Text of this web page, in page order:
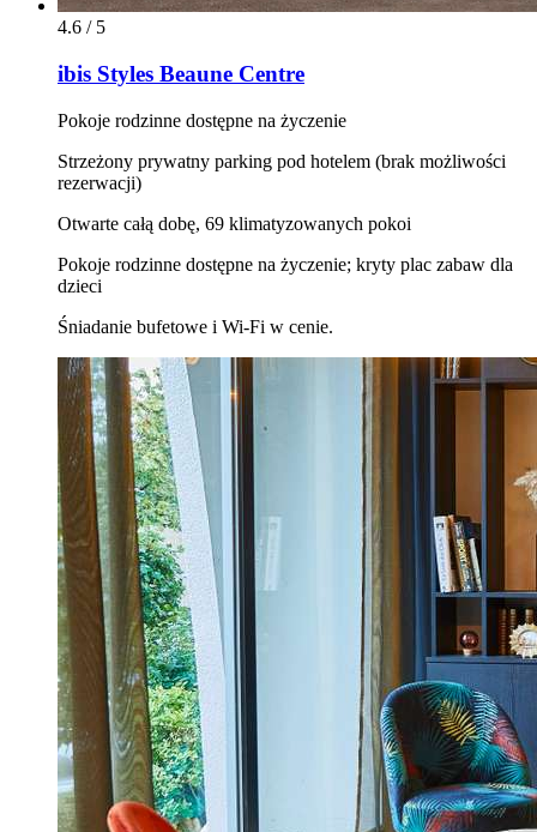
4.6 / 5
ibis Styles Beaune Centre
Pokoje rodzinne dostępne na życzenie
Strzeżony prywatny parking pod hotelem (brak możliwości
rezerwacji)
Otwarte całą dobę, 69 klimatyzowanych pokoi
Pokoje rodzinne dostępne na życzenie; kryty plac zabaw dla
dzieci
Śniadanie bufetowe i Wi‑Fi w cenie.